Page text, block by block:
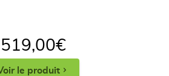
519,00€
le produit